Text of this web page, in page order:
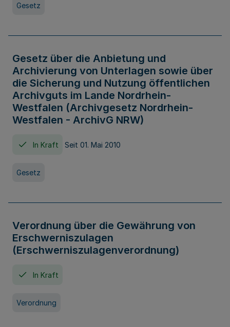
Gesetz
Gesetz über die Anbietung und
Archivierung von Unterlagen sowie über
die Sicherung und Nutzung öffentlichen
Archivguts im Lande Nordrhein-
Westfalen (Archivgesetz Nordrhein-
Westfalen - ArchivG NRW)
In Kraft Seit 01. Mai 2010
Gesetz
Verordnung über die Gewährung von
Erschwerniszulagen
(Erschwerniszulagenverordnung)
In Kraft
Verordnung